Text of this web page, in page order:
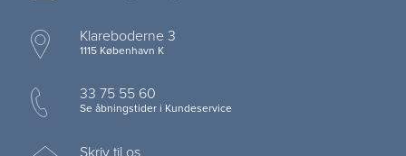
Klareboderne 3
1115 København K
33 75 55 60
Se åbningstider i Kundeservice
Skriv til os